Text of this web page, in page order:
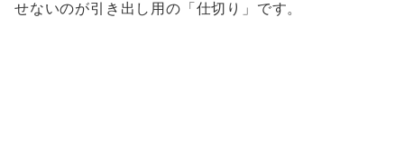
せないのが引き出し用の「仕切り」です。